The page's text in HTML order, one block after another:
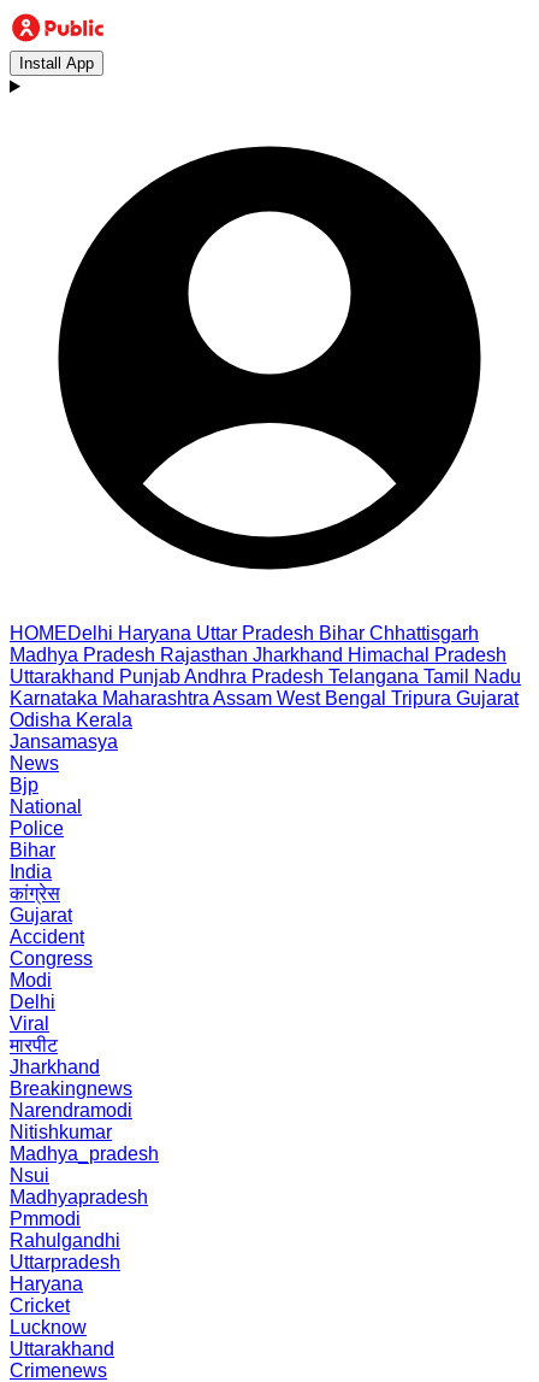
Install App
HOMEDelhi Haryana Uttar Pradesh Bihar Chhattisgarh
Madhya Pradesh Rajasthan Jharkhand Himachal Pradesh
Uttarakhand PunjabAndhra Pradesh Telangana Tamil Nadu
Karnataka Maharashtra Assam West Bengal Tripura Gujarat
Odisha Kerala
Jansamasya
News
Bjp
National
Police
Bihar
India
कांग्रेस
Gujarat
Accident
Congress
Modi
Delhi
Viral
मारपीट
Jharkhand
Breakingnews
Narendramodi
Nitishkumar
Madhya_pradesh
Nsui
Madhyapradesh
Pmmodi
Rahulgandhi
Uttarpradesh
Haryana
Cricket
Lucknow
Uttarakhand
Crimenews